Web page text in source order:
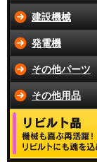
建設機械
発電機
その他パーツ
その他用品